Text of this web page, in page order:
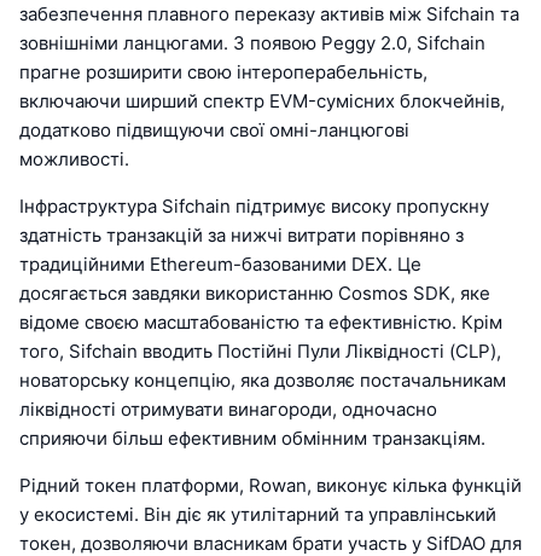
забезпечення плавного переказу активів між Sifchain та
зовнішніми ланцюгами. З появою Peggy 2.0, Sifchain
прагне розширити свою інтероперабельність,
включаючи ширший спектр EVM-сумісних блокчейнів,
додатково підвищуючи свої омні-ланцюгові
можливості.
Інфраструктура Sifchain підтримує високу пропускну
здатність транзакцій за нижчі витрати порівняно з
традиційними Ethereum-базованими DEX. Це
досягається завдяки використанню Cosmos SDK, яке
відоме своєю масштабованістю та ефективністю. Крім
того, Sifchain вводить Постійні Пули Ліквідності (CLP),
новаторську концепцію, яка дозволяє постачальникам
ліквідності отримувати винагороди, одночасно
сприяючи більш ефективним обмінним транзакціям.
Рідний токен платформи, Rowan, виконує кілька функцій
у екосистемі. Він діє як утилітарний та управлінський
токен, дозволяючи власникам брати участь у SifDAO для